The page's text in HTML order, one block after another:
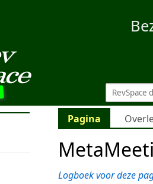
Pagina
Logboek voor deze